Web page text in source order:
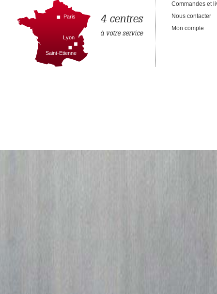
4 centres
à votre service
Paris
Lyon
Saint-Etienne
Commandes et
Nous contacter
Mon compte